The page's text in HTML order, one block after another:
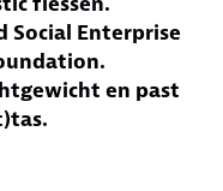
Social Enterprise
en past